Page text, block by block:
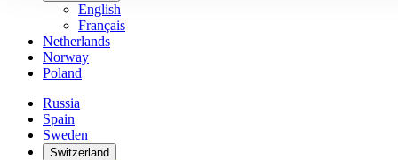
English
Français
Netherlands
Norway
Poland
Russia
Spain
Sweden
Switzerland